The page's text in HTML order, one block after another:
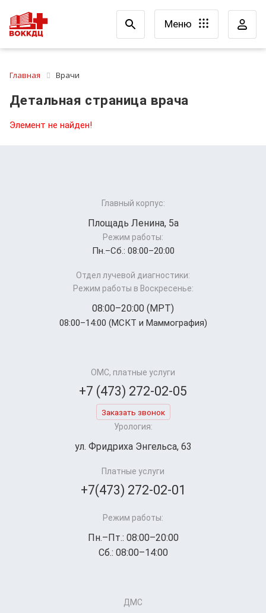
Меню
Главная Врачи
Детальная страница врача
Элемент не найден!
Главный корпус:
Площадь Ленина, 5а
Режим работы:
Пн.–Cб.: 08:00–20:00
Отдел лучевой диагностики:
Режим работы в Воскресенье:
08:00–20:00 (МРТ)
08:00–14:00 (МСКТ и Маммография)
ОМС, платные услуги
+7 (473) 272-02-05
Заказать звонок
Урология:
ул. Фридриха Энгельса, 63
Платные услуги
+7(473) 272-02-01
Режим работы:
Пн.–Пт.: 08:00–20:00
Сб.: 08:00–14:00
ДМС